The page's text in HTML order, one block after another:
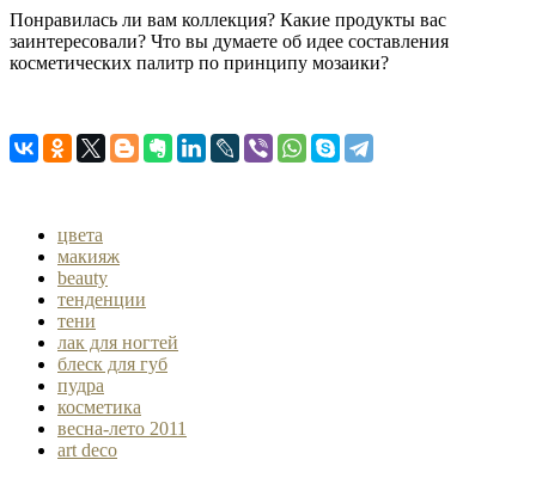
Понравилась ли вам коллекция? Какие продукты вас
заинтересовали? Что вы думаете об идее составления
косметических палитр по принципу мозаики?
цвета
макияж
beauty
тенденции
тени
лак для ногтей
блеск для губ
пудра
косметика
весна-лето 2011
art deco